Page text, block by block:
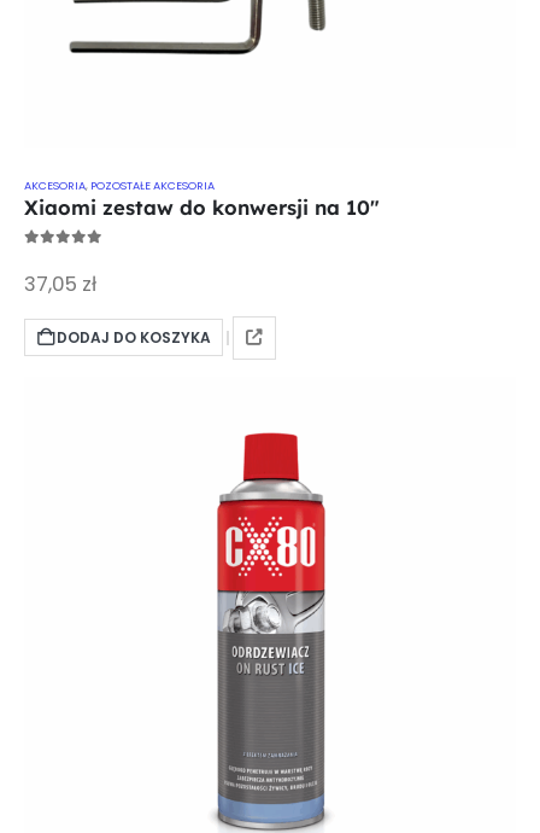
AKCESORIA, POZOSTAŁE AKCESORIA
Xiaomi zestaw do konwersji na 10"
37,05 zł
DODAJ DO KOSZYKA